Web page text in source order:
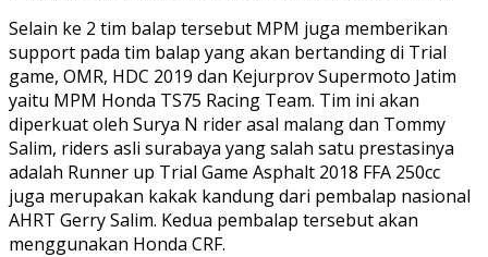
Selain ke 2 tim balap tersebut MPM juga memberikan
support pada tim balap yang akan bertanding di Trial
game, OMR, HDC 2019 dan Kejurprov Supermoto Jatim
yaitu MPM Honda TS75 Racing Team. Tim ini akan
diperkuat oleh Surya N rider asal malang dan Tommy
Salim, riders asli surabaya yang salah satu prestasinya
adalah Runner up Trial Game Asphalt 2018 FFA 250cc
juga merupakan kakak kandung dari pembalap nasional
AHRT Gerry Salim. Kedua pembalap tersebut akan
menggunakan Honda CRF.